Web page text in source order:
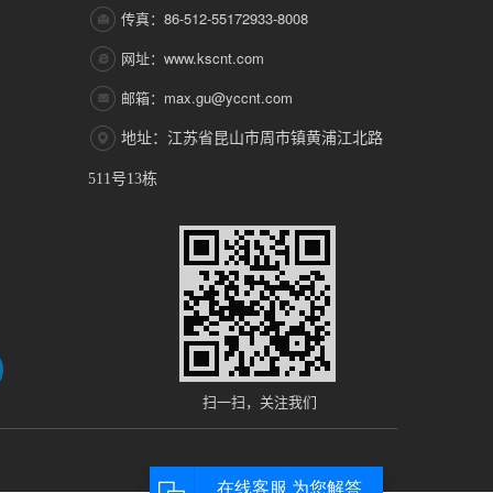
传真：86-512-55172933-8008
网址：www.kscnt.com
邮箱：max.gu@yccnt.com
地址：江苏省昆山市周市镇黄浦江北路
511号13栋
扫一扫，关注我们